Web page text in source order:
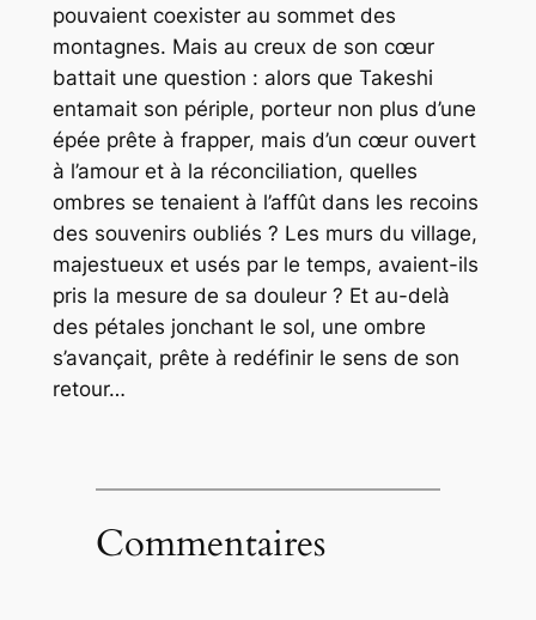
pouvaient coexister au sommet des
montagnes. Mais au creux de son cœur
battait une question : alors que Takeshi
entamait son périple, porteur non plus d’une
épée prête à frapper, mais d’un cœur ouvert
à l’amour et à la réconciliation, quelles
ombres se tenaient à l’affût dans les recoins
des souvenirs oubliés ? Les murs du village,
majestueux et usés par le temps, avaient-ils
pris la mesure de sa douleur ? Et au-delà
des pétales jonchant le sol, une ombre
s’avançait, prête à redéfinir le sens de son
retour…
Commentaires